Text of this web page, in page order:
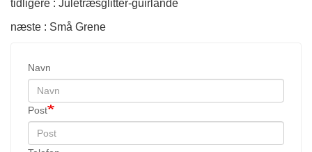
tidligere : Juletræsglitter-guirlande
næste : Små Grene
Navn
Post